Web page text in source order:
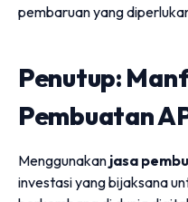
pembaruan yang
Penutup:
Pembuatan
Menggunakan jasa
investasi yang bijaksana